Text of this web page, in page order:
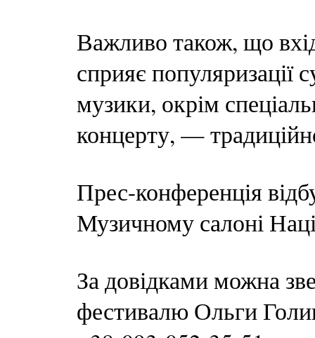
Важливо також, що
сприяє популяризації
музики, окрім
концерту, —
Прес-конференція
Музичному салоні
За довідками можна
фестивалю Ольги